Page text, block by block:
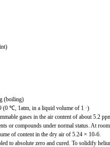
(boiling)
(0 ℃, 1atm, in a liquid volume of 1 ·)
gases in the air content of about 5.2
or compounds under normal status. At
of content in the dry air of 5.24 × 10-6.
to absolute zero and cured. To solidify